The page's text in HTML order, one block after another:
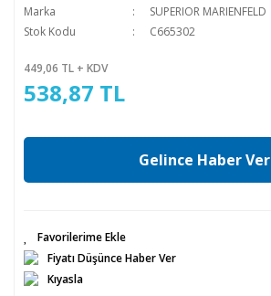
Marka
SUPERIOR MARIENFELD
Stok Kodu
C665302
449,06 TL + KDV
538,87 TL
Gelince Haber Ver
Fiyatı Düşünce Haber Ver
Kıyasla